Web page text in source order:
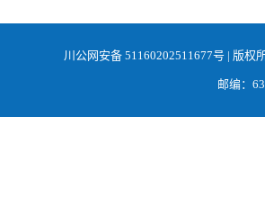
川公网安备 51160202511677号 | 版权
邮编：